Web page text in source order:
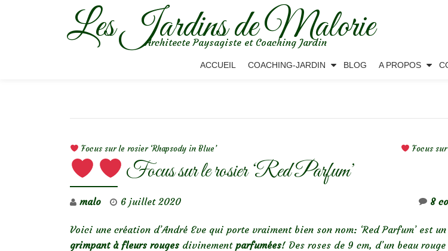
Les Jardins de Malorie
Architecte Paysagiste et Coaching Jardin
ACCUEIL COACHING-JARDIN BLOG A PROPOS
Focus sur le rosier ‘Rhapsody in Blue’ Focus
Focus sur le rosier ‘Red Parfum’
malo 6 juillet 2020 8
Voici une création d’André Eve qui porte vraiment bien son nom: ‘Red Parfum’ est un
grimpant à fleurs rouges divinement parfumées! Des roses de 9 cm, d’un beau